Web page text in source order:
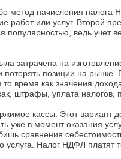
метод начисления
работ или услуг. Второй
ведь учет
затрачена на
потерять позиции на
то время как значения
штрафы, уплата налогов,
кассы. Этот
уже в момент оказания
сравнения
Налог НДФЛ платят